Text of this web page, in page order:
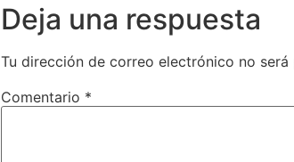
Deja una respuesta
Tu dirección de correo electrónico no será
Comentario *